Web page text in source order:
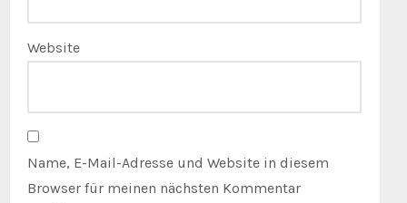
Website
Name, E-Mail-Adresse und Website in diesem
Browser für meinen nächsten Kommentar